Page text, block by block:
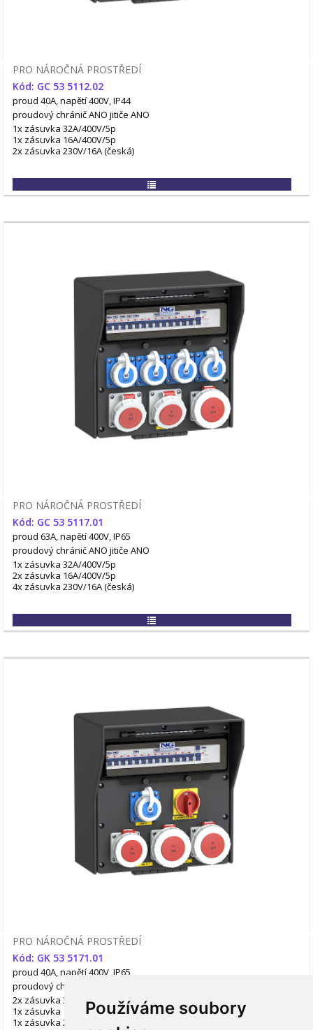
Používáme soubory
PRO NÁROČNÁ PROSTŘEDÍ
Kód: GC 53 5112.02
proud 40A, napětí 400V, IP44
proudový chránič ANO jitiče ANO
1x zásuvka 32A/400V/5p
1x zásuvka 16A/400V/5p
2x zásuvka 230V/16A (česká)
PRO NÁROČNÁ PROSTŘEDÍ
Kód: GC 53 5117.01
proud 63A, napětí 400V, IP65
proudový chránič ANO jitiče ANO
1x zásuvka 32A/400V/5p
2x zásuvka 16A/400V/5p
4x zásuvka 230V/16A (česká)
PRO NÁROČNÁ PROSTŘEDÍ
Kód: GK 53 5171.01
proud 40A, napětí 400V, IP65
proudový chránič ANO
2x zásuvka 32A/400V/5p
1x zásuvka 16A/400V/5p
1x zásuvka 230V/16A (česká)